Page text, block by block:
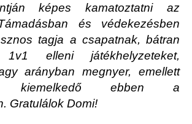
képes kamatoztatni az
és védekezésben
tagja a csapatnak, bátran
elleni játékhelyzeteket,
arányban megnyer, emellett
kiemelkedő ebben a
Gratulálok Domi!